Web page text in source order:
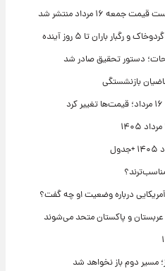
۱۶ مرداد منتشر شد
باران تا ۵ روز آینده
دستور تحقیق صادر شد
درباره وضعیت او چه گفت؟
عربستان و پاکستان متحد می‌شوند
مسیر دوم باز نخواهد شد